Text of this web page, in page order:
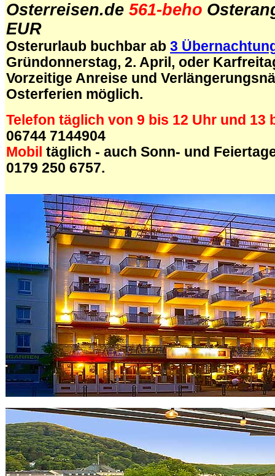
Osterreisen.de 561-beho
EUR
Osterurlaub buchbar ab 3
Gründonnerstag, 2. April, oder
Vorzeitige Anreise und
Osterferien möglich.
Telefon täglich von 9 bis 12 Uhr und 13
06744 7144904
Mobil täglich - auch Sonn- und
0179 250 6757.